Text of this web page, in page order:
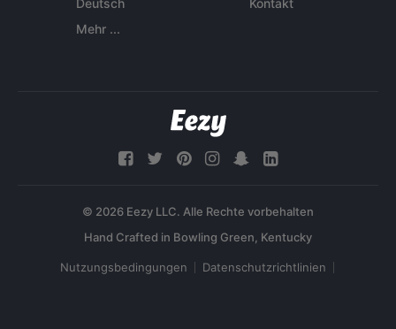
Deutsch
Mehr ...
Kontakt
© 2026 Eezy LLC. Alle Rechte vorbehalten
Nutzungsbedingungen Datenschutzrichtlinien